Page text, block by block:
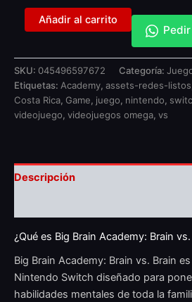
Añadir al carrito
SKU: 045496597672 Categoría:
Etiquetas: Academy, assets-redes-listos
Costa Rica, Game, juego, nintendo,
videojuego, videojuegos omega, vs
Descripción
¿Qué es Big Brain Academy: Brain
Big Brain Academy: Brain vs. Brain
Nintendo Switch diseñado para
habilidades mentales de toda la